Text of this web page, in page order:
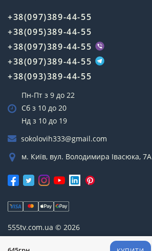
+38(097)389-44-55
+38(095)389-44-55
+38(097)389-44-55
+38(097)389-44-55
+38(093)389-44-55
Пн-Пт з 9 до 22
Сб з 10 до 20
Нд з 10 до 19
sokolovih333@gmail.com
м. Київ, вул. Володимира Івасюка, 7А
555tv.com.ua © 2026